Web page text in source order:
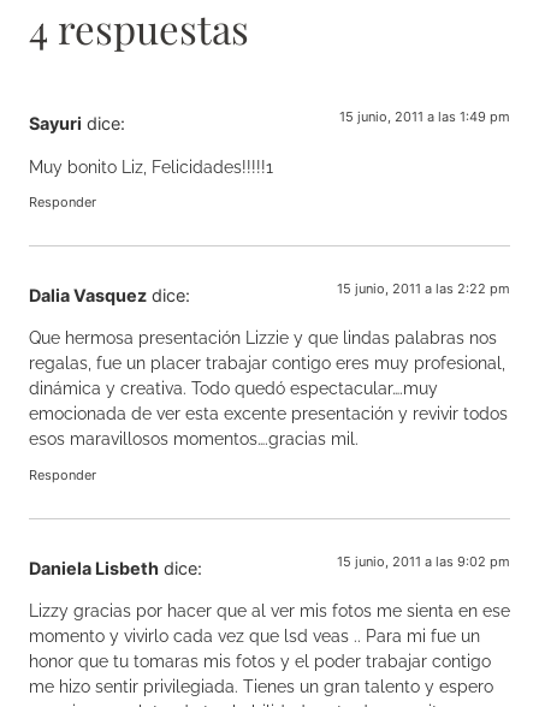
4 respuestas
Sayuri dice: 15 junio, 2011 a las 1:49 pm
Muy bonito Liz, Felicidades!!!!!1
Responder
Dalia Vasquez dice: 15 junio, 2011 a las 2:22 pm
Que hermosa presentación Lizzie y que lindas palabras nos
regalas, fue un placer trabajar contigo eres muy profesional,
dinámica y creativa. Todo quedó espectacular….muy
emocionada de ver esta excente presentación y revivir todos
esos maravillosos momentos….gracias mil.
Responder
Daniela Lisbeth dice: 15 junio, 2011 a las 9:02 pm
Lizzy gracias por hacer que al ver mis fotos me sienta en ese
momento y vivirlo cada vez que lsd veas .. Para mi fue un
honor que tu tomaras mis fotos y el poder trabajar contigo
me hizo sentir privilegiada. Tienes un gran talento y espero